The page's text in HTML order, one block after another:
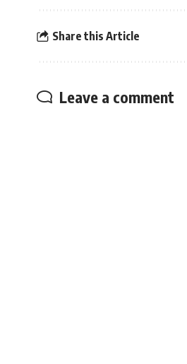
Share this Article
Leave a comment